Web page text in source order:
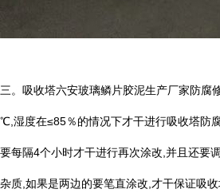
三。吸收塔六安玻璃鳞片胶泥生产厂家防腐
℃ 湿度在≤85％的情况下才干进行吸收塔防
要每隔4个小时才干进行再次涂改 并且还要
杂质 如果是两边的要笔直涂改 才干保证吸